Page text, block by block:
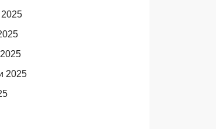
2025